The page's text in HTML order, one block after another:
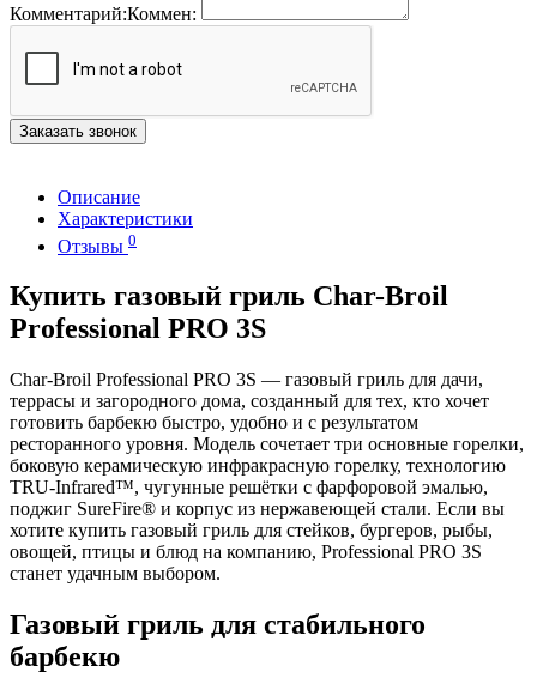
Комментарий:Коммен:
Заказать звонок
Описание
Характеристики
Отзывы 0
Купить газовый гриль Char-Broil
Professional PRO 3S
Char-Broil Professional PRO 3S — газовый гриль для дачи,
террасы и загородного дома, созданный для тех, кто хочет
готовить барбекю быстро, удобно и с результатом
ресторанного уровня. Модель сочетает три основные горелки,
боковую керамическую инфракрасную горелку, технологию
TRU-Infrared™, чугунные решётки с фарфоровой эмалью,
поджиг SureFire® и корпус из нержавеющей стали. Если вы
хотите купить газовый гриль для стейков, бургеров, рыбы,
овощей, птицы и блюд на компанию, Professional PRO 3S
станет удачным выбором.
Газовый гриль для стабильного
барбекю